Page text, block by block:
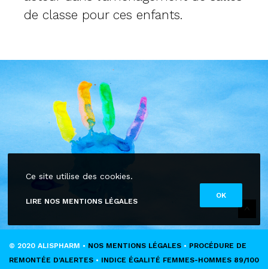
de classe pour ces enfants.
© 2020 ALISPHARM • NOS MENTIONS LÉGALES • PROCÉDURE DE
REMONTÉE D'ALERTES • INDICE ÉGALITÉ FEMMES-HOMMES 89/100
Ce site utilise des cookies.
LIRE NOS MENTIONS LÉGALES
OK